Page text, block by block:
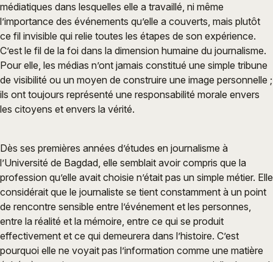
médiatiques dans lesquelles elle a travaillé, ni même
l’importance des événements qu’elle a couverts, mais plutôt
ce fil invisible qui relie toutes les étapes de son expérience.
C’est le fil de la foi dans la dimension humaine du journalisme.
Pour elle, les médias n’ont jamais constitué une simple tribune
de visibilité ou un moyen de construire une image personnelle ;
ils ont toujours représenté une responsabilité morale envers
les citoyens et envers la vérité.
Dès ses premières années d’études en journalisme à
l’Université de Bagdad, elle semblait avoir compris que la
profession qu’elle avait choisie n’était pas un simple métier. Elle
considérait que le journaliste se tient constamment à un point
de rencontre sensible entre l’événement et les personnes,
entre la réalité et la mémoire, entre ce qui se produit
effectivement et ce qui demeurera dans l’histoire. C’est
pourquoi elle ne voyait pas l’information comme une matière